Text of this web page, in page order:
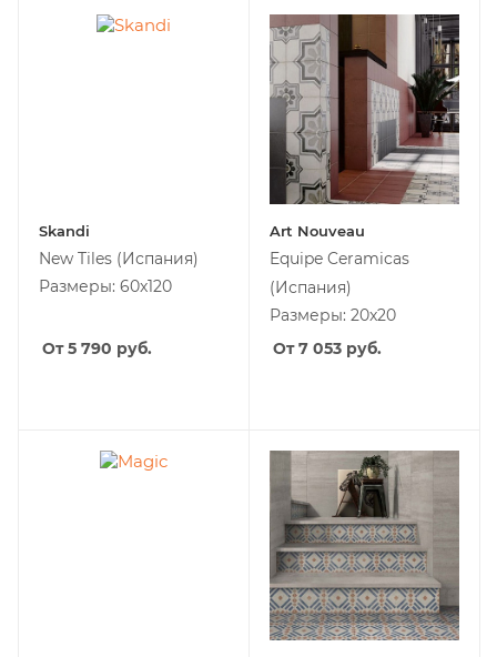
Skandi
New Tiles (Испания)
Размеры: 60x120
От 5 790 руб.
Art Nouveau
Equipe Ceramicas
(Испания)
Размеры: 20x20
От 7 053 руб.